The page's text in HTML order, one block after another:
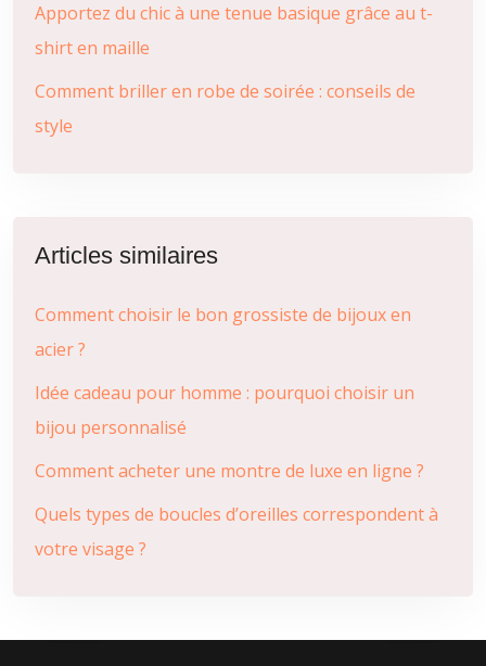
Apportez du chic à une tenue basique grâce au t-
shirt en maille
Comment briller en robe de soirée : conseils de
style
Articles similaires
Comment choisir le bon grossiste de bijoux en
acier ?
Idée cadeau pour homme : pourquoi choisir un
bijou personnalisé
Comment acheter une montre de luxe en ligne ?
Quels types de boucles d’oreilles correspondent à
votre visage ?